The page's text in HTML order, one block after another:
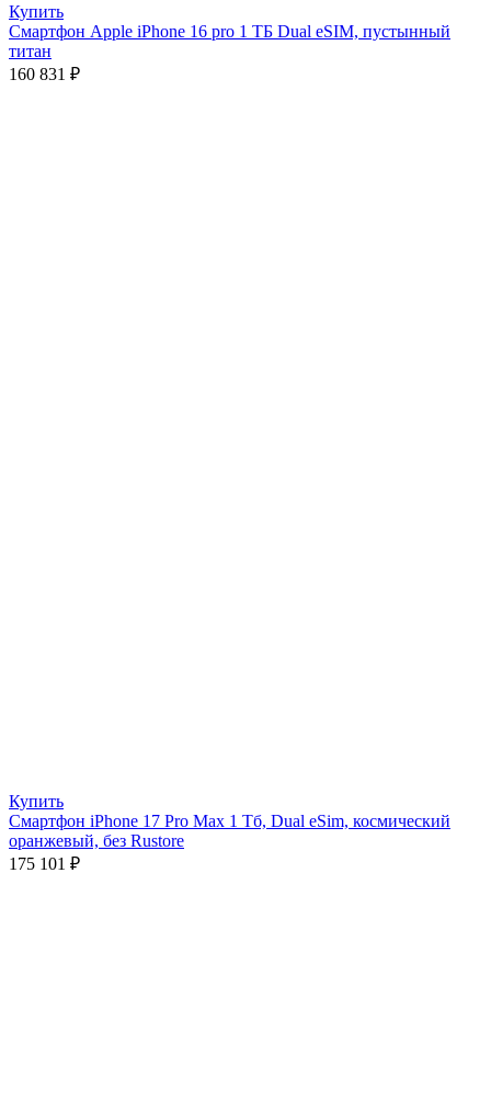
Купить
Смартфон Apple iPhone 16 pro 1 ТБ Dual eSIM, пустынный
титан
160 831 ₽
Купить
Смартфон iPhone 17 Pro Max 1 Тб, Dual eSim, космический
оранжевый, без Rustore
175 101 ₽